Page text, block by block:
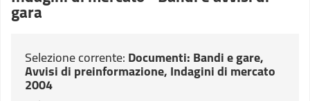
gara
Selezione corrente:Documenti: Bandi e gare,
Avvisi di preinformazione, Indagini di mercato
2004